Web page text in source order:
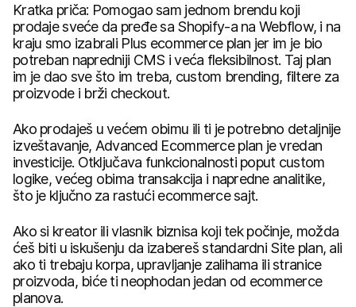
Kratka priča: Pomogao sam jednom brendu koji
prodaje sveće da pređe sa Shopify-a na Webflow, i na
kraju smo izabrali Plus ecommerce plan jer im je bio
potreban napredniji CMS i veća fleksibilnost. Taj plan
im je dao sve što im treba, custom brending, filtere za
proizvode i brži checkout.
Ako prodaješ u većem obimu ili ti je potrebno detaljnije
izveštavanje, Advanced Ecommerce plan je vredan
investicije. Otključava funkcionalnosti poput custom
logike, većeg obima transakcija i napredne analitike,
što je ključno za rastući ecommerce sajt.
Ako si kreator ili vlasnik biznisa koji tek počinje, možda
ćeš biti u iskušenju da izabereš standardni Site plan, ali
ako ti trebaju korpa, upravljanje zalihama ili stranice
proizvoda, biće ti neophodan jedan od ecommerce
planova.